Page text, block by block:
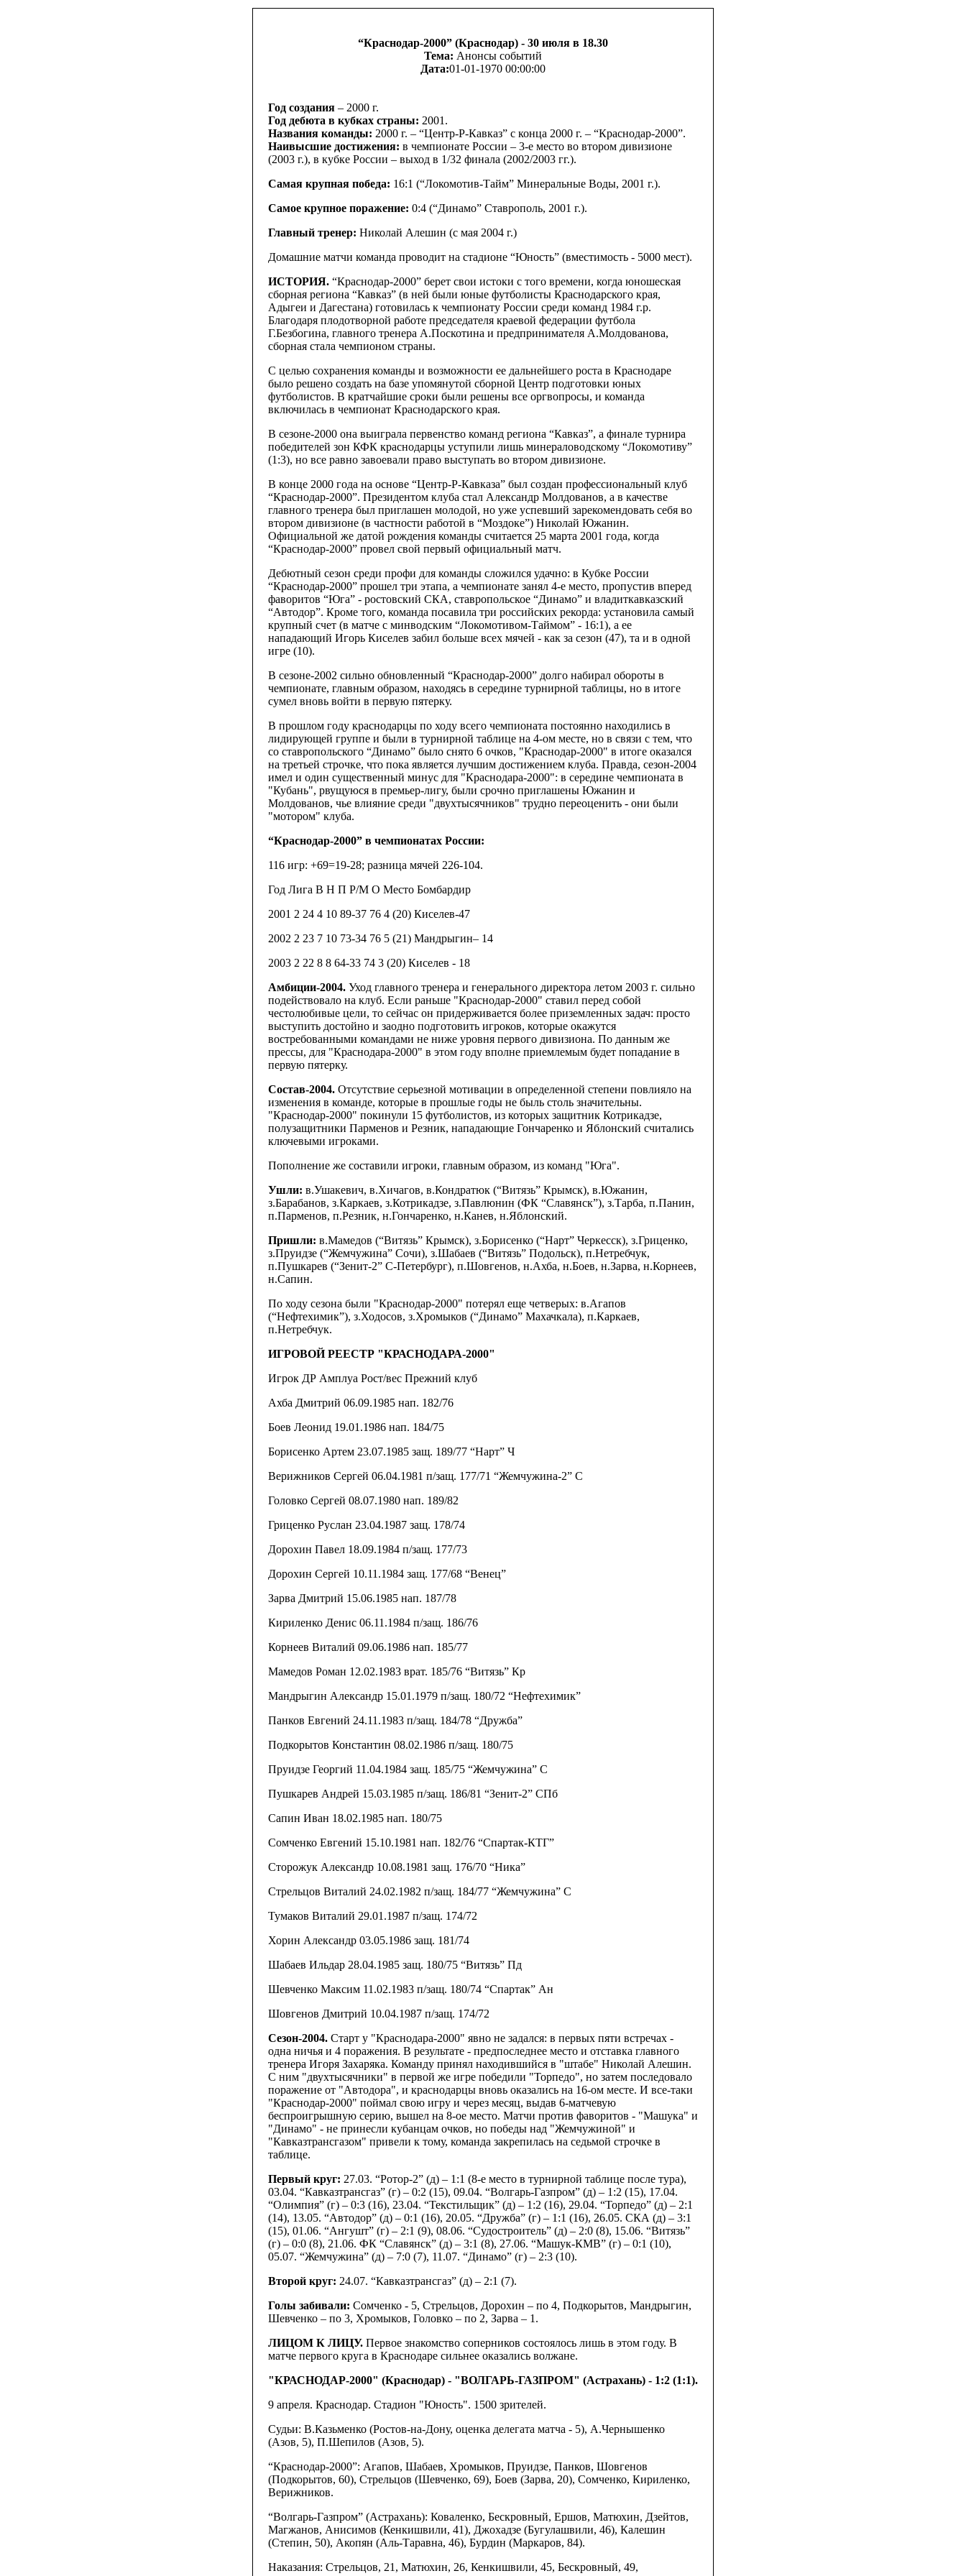
“Краснодар-2000” (Краснодар) - 30 июля в 18.30
Тема: Анонсы событий
Дата:01-01-1970 00:00:00
Год создания – 2000 г.
Год дебюта в кубках страны: 2001.
Названия команды: 2000 г. – “Центр-Р-Кавказ” с конца 2000 г. – “Краснодар-2000”.
Наивысшие достижения: в чемпионате России – 3-е место во втором дивизионе
(2003 г.), в кубке России – выход в 1/32 финала (2002/2003 гг.).
Самая крупная победа: 16:1 (“Локомотив-Тайм” Минеральные Воды, 2001 г.).
Самое крупное поражение: 0:4 (“Динамо” Ставрополь, 2001 г.).
Главный тренер: Николай Алешин (с мая 2004 г.)
Домашние матчи команда проводит на стадионе “Юность” (вместимость - 5000 мест).
ИСТОРИЯ. “Краснодар-2000” берет свои истоки с того времени, когда юношеская
сборная региона “Кавказ” (в ней были юные футболисты Краснодарского края,
Адыгеи и Дагестана) готовилась к чемпионату России среди команд 1984 г.р.
Благодаря плодотворной работе председателя краевой федерации футбола
Г.Безбогина, главного тренера А.Поскотина и предпринимателя А.Молдованова,
сборная стала чемпионом страны.
С целью сохранения команды и возможности ее дальнейшего роста в Краснодаре
было решено создать на базе упомянутой сборной Центр подготовки юных
футболистов. В кратчайшие сроки были решены все оргвопросы, и команда
включилась в чемпионат Краснодарского края.
В сезоне-2000 она выиграла первенство команд региона “Кавказ”, а финале турнира
победителей зон КФК краснодарцы уступили лишь минераловодскому “Локомотиву”
(1:3), но все равно завоевали право выступать во втором дивизионе.
В конце 2000 года на основе “Центр-Р-Кавказа” был создан профессиональный клуб
“Краснодар-2000”. Президентом клуба стал Александр Молдованов, а в качестве
главного тренера был приглашен молодой, но уже успевший зарекомендовать себя во
втором дивизионе (в частности работой в “Моздоке”) Николай Южанин.
Официальной же датой рождения команды считается 25 марта 2001 года, когда
“Краснодар-2000” провел свой первый официальный матч.
Дебютный сезон среди профи для команды сложился удачно: в Кубке России
“Краснодар-2000” прошел три этапа, а чемпионате занял 4-е место, пропустив вперед
фаворитов “Юга” - ростовский СКА, ставропольское “Динамо” и владиткавказский
“Автодор”. Кроме того, команда посавила три российских рекорда: установила самый
крупный счет (в матче с минводским “Локомотивом-Таймом” - 16:1), а ее
нападающий Игорь Киселев забил больше всех мячей - как за сезон (47), та и в одной
игре (10).
В сезоне-2002 сильно обновленный “Краснодар-2000” долго набирал обороты в
чемпионате, главным образом, находясь в середине турнирной таблицы, но в итоге
сумел вновь войти в первую пятерку.
В прошлом году краснодарцы по ходу всего чемпионата постоянно находились в
лидирующей группе и были в турнирной таблице на 4-ом месте, но в связи с тем, что
со ставропольского “Динамо” было снято 6 очков, "Краснодар-2000" в итоге оказался
на третьей строчке, что пока является лучшим достижением клуба. Правда, сезон-2004
имел и один существенный минус для "Краснодара-2000": в середине чемпионата в
"Кубань", рвущуюся в премьер-лигу, были срочно приглашены Южанин и
Молдованов, чье влияние среди "двухтысячников" трудно переоценить - они были
"мотором" клуба.
“Краснодар-2000” в чемпионатах России:
116 игр: +69=19-28; разница мячей 226-104.
Год Лига В Н П Р/М О Место Бомбардир
2001 2 24 4 10 89-37 76 4 (20) Киселев-47
2002 2 23 7 10 73-34 76 5 (21) Мандрыгин– 14
2003 2 22 8 8 64-33 74 3 (20) Киселев - 18
Амбиции-2004. Уход главного тренера и генерального директора летом 2003 г. сильно
подействовало на клуб. Если раньше "Краснодар-2000" ставил перед собой
честолюбивые цели, то сейчас он придерживается более приземленных задач: просто
выступить достойно и заодно подготовить игроков, которые окажутся
востребованными командами не ниже уровня первого дивизиона. По данным же
прессы, для "Краснодара-2000" в этом году вполне приемлемым будет попадание в
первую пятерку.
Состав-2004. Отсутствие серьезной мотивации в определенной степени повлияло на
изменения в команде, которые в прошлые годы не быль столь значительны.
"Краснодар-2000" покинули 15 футболистов, из которых защитник Котрикадзе,
полузащитники Парменов и Резник, нападающие Гончаренко и Яблонский считались
ключевыми игроками.
Пополнение же составили игроки, главным образом, из команд "Юга".
Ушли: в.Ушакевич, в.Хичагов, в.Кондратюк (“Витязь” Крымск), в.Южанин,
з.Барабанов, з.Каркаев, з.Котрикадзе, з.Павлюнин (ФК “Славянск”), з.Тарба, п.Панин,
п.Парменов, п.Резник, н.Гончаренко, н.Канев, н.Яблонский.
Пришли: в.Мамедов (“Витязь” Крымск), з.Борисенко (“Нарт” Черкесск), з.Гриценко,
з.Пруидзе (“Жемчужина” Сочи), з.Шабаев (“Витязь” Подольск), п.Нетребчук,
п.Пушкарев (“Зенит-2” С-Петербург), п.Шовгенов, н.Ахба, н.Боев, н.Зарва, н.Корнеев,
н.Сапин.
По ходу сезона были "Краснодар-2000" потерял еще четверых: в.Агапов
(“Нефтехимик”), з.Ходосов, з.Хромыков (“Динамо” Махачкала), п.Каркаев,
п.Нетребчук.
ИГРОВОЙ РЕЕСТР "КРАСНОДАРА-2000"
Игрок ДР Амплуа Рост/вес Прежний клуб
Ахба Дмитрий 06.09.1985 нап. 182/76
Боев Леонид 19.01.1986 нап. 184/75
Борисенко Артем 23.07.1985 защ. 189/77 “Нарт” Ч
Верижников Сергей 06.04.1981 п/защ. 177/71 “Жемчужина-2” С
Головко Сергей 08.07.1980 нап. 189/82
Гриценко Руслан 23.04.1987 защ. 178/74
Дорохин Павел 18.09.1984 п/защ. 177/73
Дорохин Сергей 10.11.1984 защ. 177/68 “Венец”
Зарва Дмитрий 15.06.1985 нап. 187/78
Кириленко Денис 06.11.1984 п/защ. 186/76
Корнеев Виталий 09.06.1986 нап. 185/77
Мамедов Роман 12.02.1983 врат. 185/76 “Витязь” Кр
Мандрыгин Александр 15.01.1979 п/защ. 180/72 “Нефтехимик”
Панков Евгений 24.11.1983 п/защ. 184/78 “Дружба”
Подкорытов Константин 08.02.1986 п/защ. 180/75
Пруидзе Георгий 11.04.1984 защ. 185/75 “Жемчужина” С
Пушкарев Андрей 15.03.1985 п/защ. 186/81 “Зенит-2” СПб
Сапин Иван 18.02.1985 нап. 180/75
Сомченко Евгений 15.10.1981 нап. 182/76 “Спартак-КТГ”
Сторожук Александр 10.08.1981 защ. 176/70 “Ника”
Стрельцов Виталий 24.02.1982 п/защ. 184/77 “Жемчужина” С
Тумаков Виталий 29.01.1987 п/защ. 174/72
Хорин Александр 03.05.1986 защ. 181/74
Шабаев Ильдар 28.04.1985 защ. 180/75 “Витязь” Пд
Шевченко Максим 11.02.1983 п/защ. 180/74 “Спартак” Ан
Шовгенов Дмитрий 10.04.1987 п/защ. 174/72
Сезон-2004. Старт у "Краснодара-2000" явно не задался: в первых пяти встречах -
одна ничья и 4 поражения. В результате - предпоследнее место и отставка главного
тренера Игоря Захаряка. Команду принял находившийся в "штабе" Николай Алешин.
С ним "двухтысячники" в первой же игре победили "Торпедо", но затем последовало
поражение от "Автодора", и краснодарцы вновь оказались на 16-ом месте. И все-таки
"Краснодар-2000" поймал свою игру и через месяц, выдав 6-матчевую
беспроигрышную серию, вышел на 8-ое место. Матчи против фаворитов - "Машука" и
"Динамо" - не принесли кубанцам очков, но победы над "Жемчужиной" и
"Кавказтрансгазом" привели к тому, команда закрепилась на седьмой строчке в
таблице.
Первый круг: 27.03. “Ротор-2” (д) – 1:1 (8-е место в турнирной таблице после тура),
03.04. “Кавказтрансгаз” (г) – 0:2 (15), 09.04. “Волгарь-Газпром” (д) – 1:2 (15), 17.04.
“Олимпия” (г) – 0:3 (16), 23.04. “Текстильщик” (д) – 1:2 (16), 29.04. “Торпедо” (д) – 2:1
(14), 13.05. “Автодор” (д) – 0:1 (16), 20.05. “Дружба” (г) – 1:1 (16), 26.05. СКА (д) – 3:1
(15), 01.06. “Ангушт” (г) – 2:1 (9), 08.06. “Судостроитель” (д) – 2:0 (8), 15.06. “Витязь”
(г) – 0:0 (8), 21.06. ФК “Славянск” (д) – 3:1 (8), 27.06. “Машук-КМВ” (г) – 0:1 (10),
05.07. “Жемчужина” (д) – 7:0 (7), 11.07. “Динамо” (г) – 2:3 (10).
Второй круг: 24.07. “Кавказтрансгаз” (д) – 2:1 (7).
Голы забивали: Сомченко - 5, Стрельцов, Дорохин – по 4, Подкорытов, Мандрыгин,
Шевченко – по 3, Хромыков, Головко – по 2, Зарва – 1.
ЛИЦОМ К ЛИЦУ. Первое знакомство соперников состоялось лишь в этом году. В
матче первого круга в Краснодаре сильнее оказались волжане.
"КРАСНОДАР-2000" (Краснодар) - "ВОЛГАРЬ-ГАЗПРОМ" (Астрахань) - 1:2 (1:1).
9 апреля. Краснодар. Стадион "Юность". 1500 зрителей.
Судьи: В.Казьменко (Ростов-на-Дону, оценка делегата матча - 5), А.Чернышенко
(Азов, 5), П.Шепилов (Азов, 5).
“Краснодар-2000”: Агапов, Шабаев, Хромыков, Пруидзе, Панков, Шовгенов
(Подкорытов, 60), Стрельцов (Шевченко, 69), Боев (Зарва, 20), Сомченко, Кириленко,
Верижников.
“Волгарь-Газпром” (Астрахань): Коваленко, Бескровный, Ершов, Матюхин, Дзейтов,
Магжанов, Анисимов (Кенкишвили, 41), Джохадзе (Бугулашвили, 46), Калешин
(Степин, 50), Акопян (Аль-Таравна, 46), Бурдин (Маркаров, 84).
Наказания: Стрельцов, 21, Матюхин, 26, Кенкишвили, 45, Бескровный, 49,